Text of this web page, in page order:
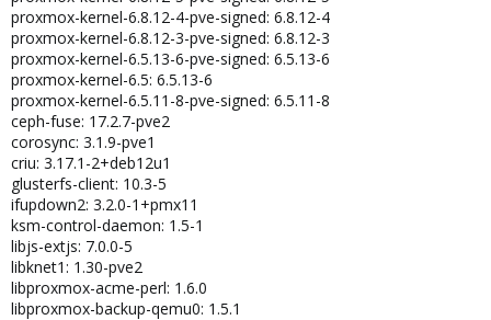
proxmox-kernel-6.8.12-4-pve-signed: 6.8.12-4
proxmox-kernel-6.8.12-3-pve-signed: 6.8.12-3
proxmox-kernel-6.5.13-6-pve-signed: 6.5.13-6
proxmox-kernel-6.5: 6.5.13-6
proxmox-kernel-6.5.11-8-pve-signed: 6.5.11-8
ceph-fuse: 17.2.7-pve2
corosync: 3.1.9-pve1
criu: 3.17.1-2+deb12u1
glusterfs-client: 10.3-5
ifupdown2: 3.2.0-1+pmx11
ksm-control-daemon: 1.5-1
libjs-extjs: 7.0.0-5
libknet1: 1.30-pve2
libproxmox-acme-perl: 1.6.0
libproxmox-backup-qemu0: 1.5.1